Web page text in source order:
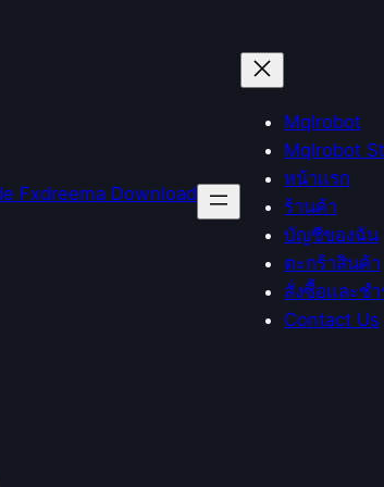
Mqlrobot
Mqlrobot
หน้าแรก
ร้านค้า
บัญชีของฉัน
ตะกร้าสินค้า
สั่งซื้อและชำ
Contact Us